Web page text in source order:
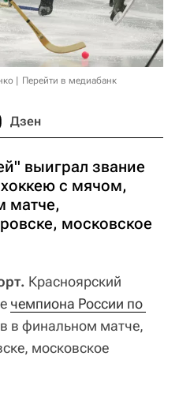
Перейти в медиабанк
Дзен
выиграл звание
с мячом,
матче,
московское
Красноярский
чемпиона России по
в финальном матче,
московское